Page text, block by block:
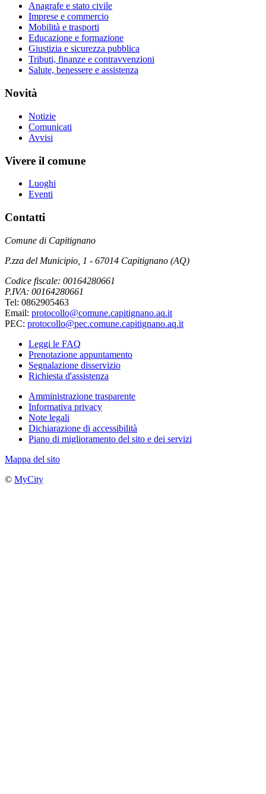
Anagrafe e stato civile
Imprese e commercio
Mobilità e trasporti
Educazione e formazione
Giustizia e sicurezza pubblica
Tributi, finanze e contravvenzioni
Salute, benessere e assistenza
Novità
Notizie
Comunicati
Avvisi
Vivere il comune
Luoghi
Eventi
Contatti
Comune di Capitignano
P.zza del Municipio, 1 - 67014 Capitignano (AQ)
Codice fiscale: 00164280661
P.IVA: 00164280661
Tel: 0862905463
Email: protocollo@comune.capitignano.aq.it
PEC: protocollo@pec.comune.capitignano.aq.it
Leggi le FAQ
Prenotazione appuntamento
Segnalazione disservizio
Richiesta d'assistenza
Amministrazione trasparente
Informativa privacy
Note legali
Dichiarazione di accessibilità
Piano di miglioramento del sito e dei servizi
Mappa del sito
© MyCity